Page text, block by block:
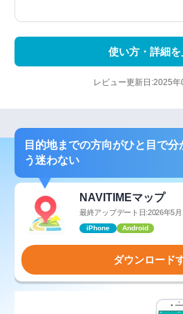
使い方・詳細を
レビュー更新日:2025年
目的地までの方向がひと目で
う迷わない
NAVITIMEマップ
最終アップデート日:2026年5月
iPhone Android
ダウンロード